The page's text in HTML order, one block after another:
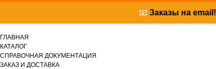
📧 Заказы на email!
ГЛАВНАЯ
КАТАЛОГ
СПРАВОЧНАЯ ДОКУМЕНТАЦИЯ
ЗАКАЗ И ДОСТАВКА